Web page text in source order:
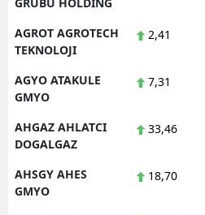
AGROT AGROTECH
TEKNOLOJI
2,41
AGYO ATAKULE
GMYO
7,31
AHGAZ AHLATCI
DOGALGAZ
33,46
AHSGY AHES
GMYO
18,70